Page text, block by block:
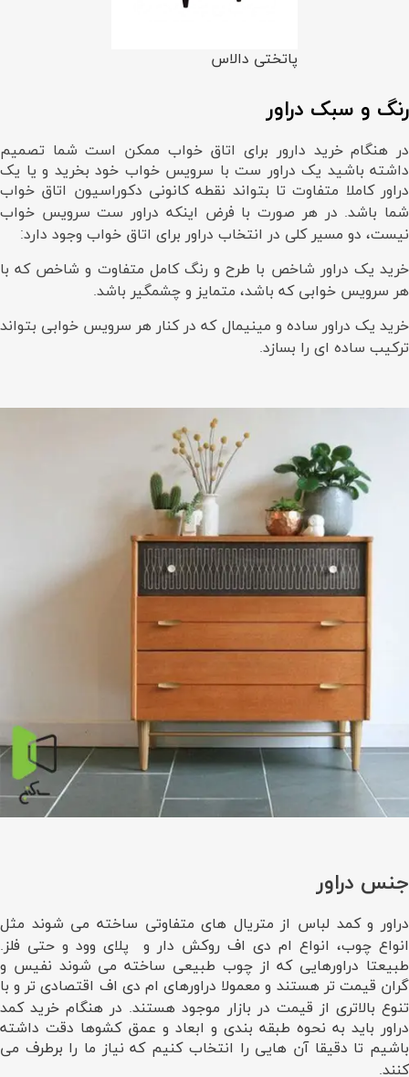
پاتختی دالاس
رنگ و سبک دراور
در هنگام خرید دارور برای اتاق خواب ممکن است شما تصمیم
داشته باشید یک دراور ست با سرویس خواب خود بخرید و یا یک
دراور کاملا متفاوت تا بتواند نقطه کانونی دکوراسیون اتاق خواب
شما باشد. در هر صورت با فرض اینکه دراور ست سرویس خواب
نیست، دو مسیر کلی در انتخاب دراور برای اتاق خواب وجود دارد:
خرید یک دراور شاخص با طرح و رنگ کامل متفاوت و شاخص که با
هر سرویس خوابی که باشد، متمایز و چشمگیر باشد.
خرید یک دراور ساده و مینیمال که در کنار هر سرویس خوابی بتواند
ترکیب ساده ای را بسازد.
جنس دراور
دراور و کمد لباس از متریال های متفاوتی ساخته می شوند مثل
انواع چوب، انواع ام دی اف روکش دار و پلای وود و حتی فلز.
طبیعتا دراورهایی که از چوب طبیعی ساخته می شوند نفیس و
گران قیمت تر هستند و معمولا دراورهای ام دی اف اقتصادی تر و با
تنوع بالاتری از قیمت در بازار موجود هستند. در هنگام خرید کمد
دراور باید به نحوه طبقه بندی و ابعاد و عمق کشوها دقت داشته
باشیم تا دقیقا آن هایی را انتخاب کنیم که نیاز ما را برطرف می
کنند.